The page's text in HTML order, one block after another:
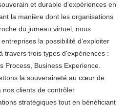
et durable d'expériences en
la manière dont les organisations
du jumeau virtuel, nous
la possibilité d’exploiter
travers trois types d'expériences :
Process, Business Experience.
la souveraineté au cœur de
nos clients de contrôler
stratégiques tout en bénéficiant